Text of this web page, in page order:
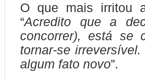
O que mais irritou
“Acredito que a
concorrer), está se
tornar-se
algum fato novo”.